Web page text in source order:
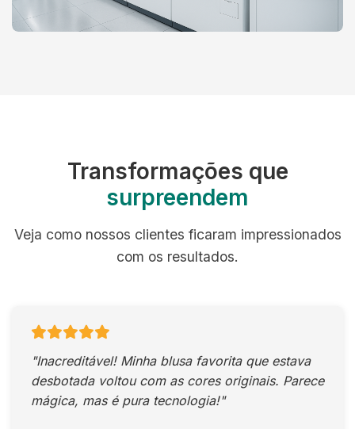
Transformações que
surpreendem
Veja como nossos clientes ficaram impressionados
com os resultados.
"Inacreditável! Minha blusa favorita que estava
desbotada voltou com as cores originais. Parece
mágica, mas é pura tecnologia!"